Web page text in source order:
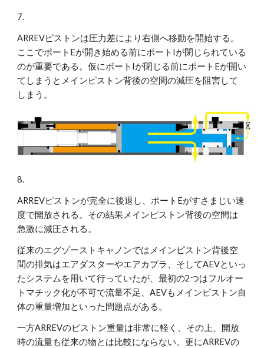
7.
ARREVピストンは圧力差により右側へ移動を開始する。
ここでポートEが開き始める前にポートIが閉じられている
のが重要である。仮にポートIが閉じる前にポートEが開い
てしまうとメインピストン背後の空間の減圧を阻害して
しまう。
8.
ARREVピストンが完全に後退し、ポートEがすさまじい速
度で開放される。その結果メインピストン背後の空間は
急激に減圧される。
従来のエグゾーストキャノンではメインピストン背後空
間の排気はエアダスターやエアカプラ、そしてAEVといっ
たシステムを用いて行っていたが、最初の2つはフルオー
トマチック化が不可で流量不足、AEVもメインピストン自
体の重量増加といった問題点がある。
一方ARREVのピストン重量は非常に軽く、その上、開放
時の流量も従来の物とは比較にならない。更にARREVの